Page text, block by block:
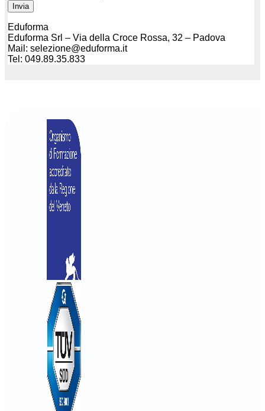
Eduforma
Eduforma Srl – Via della Croce Rossa, 32 – Padova
Mail: selezione@eduforma.it
Tel: 049.89.35.833